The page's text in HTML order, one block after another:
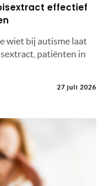
effectief
wiet bij autisme laat
patiënten in
27 juli 2026